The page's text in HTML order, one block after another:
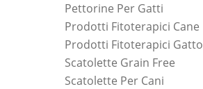
Pettorine Per Gatti
Prodotti Fitoterapici Cane
Prodotti Fitoterapici Gatto
Scatolette Grain Free
Scatolette Per Cani